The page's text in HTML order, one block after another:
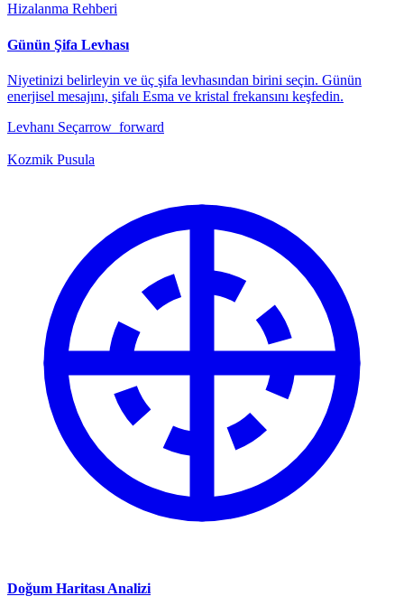
Hizalanma Rehberi
Günün Şifa Levhası
Niyetinizi belirleyin ve üç şifa levhasından birini seçin. Günün
enerjisel mesajını, şifalı Esma ve kristal frekansını keşfedin.
Levhanı Seçarrow_forward
Kozmik Pusula
Doğum Haritası Analizi